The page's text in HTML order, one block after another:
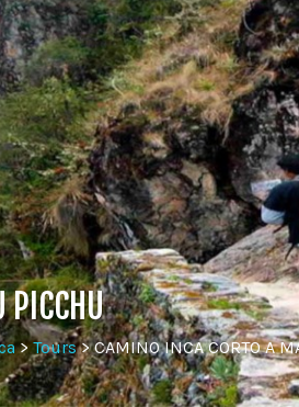
PICCHU
>Tours>CAMINO INCA CORTO A